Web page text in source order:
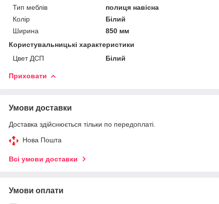
Тип меблів
полиця навісна
Колір
Білий
Ширина
850 мм
Користувальницькі характеристики
Цвет ДСП
Білий
Приховати
Умови доставки
Доставка здійснюється тільки по передоплаті.
Нова Пошта
Всі умови доставки
Умови оплати